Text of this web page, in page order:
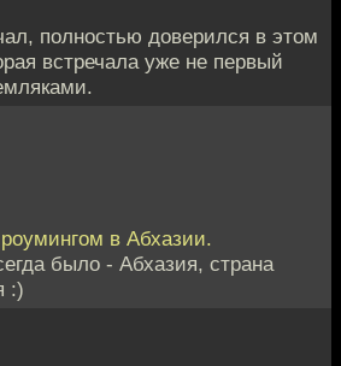
полностью доверился в этом
встречала уже не первый
в Абхазии.
было - Абхазия, страна
:)